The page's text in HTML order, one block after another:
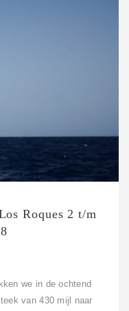
Roques 2 t/m
we in de ochtend
van 430 mijl naar